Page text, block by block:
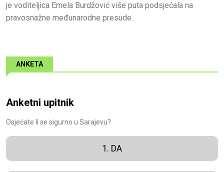
je voditeljica Emela Burdžović više puta podsjećala na
pravosnažne međunarodne presude.
ANKETA
Anketni upitnik
Osjećate li se sigurno u Sarajevu?
1. DA